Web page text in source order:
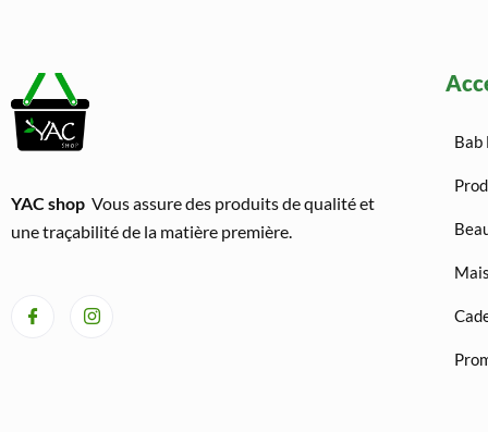
YAC shop Vous assure des produits de qualité et
une traçabilité de la matière première.
Bab